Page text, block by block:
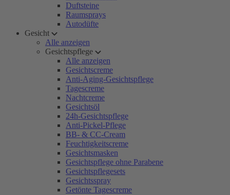
Duftsteine
Raumsprays
Autodüfte
Gesicht
Alle anzeigen
Gesichtspflege
Alle anzeigen
Gesichtscreme
Anti-Aging-Gesichtspflege
Tagescreme
Nachtcreme
Gesichtsöl
24h-Gesichtspflege
Anti-Pickel-Pflege
BB- & CC-Cream
Feuchtigkeitscreme
Gesichtsmasken
Gesichtspflege ohne Parabene
Gesichtspflegesets
Gesichtsspray
Getönte Tagescreme